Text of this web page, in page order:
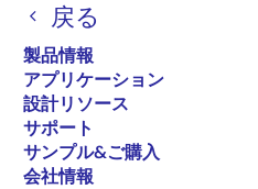
戻る
製品情報
アプリケーション
設計リソース
サポート
サンプル&ご購入
会社情報
く
ず
廃止品
Fast Recovery Diodes
概要